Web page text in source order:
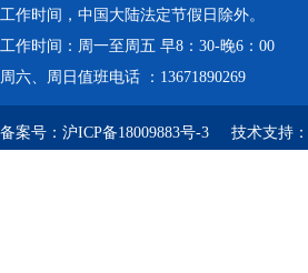
工作时间，中国大陆法定节假日除外。
工作时间：周一至周五 早8：30-晚6：00
周六、周日值班电话 ：13671890269
备案号： 沪ICP备18009883号-3 技术支持：